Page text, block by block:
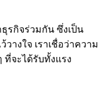
ธุรกิจร่วมกัน ซึ่งเป็น
งใจ เราเชื่อว่าความ
ที่จะได้รับทั้งแรง